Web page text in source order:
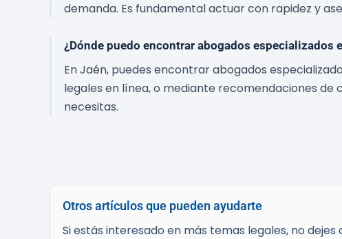
demanda. Es fundamental actuar con rapidez y
¿Dónde puedo encontrar abogados especializados
En Jaén, puedes encontrar abogados
legales en línea, o mediante recomendaciones
necesitas.
Otros artículos que pueden ayudarte
Si estás interesado en más temas legales, no